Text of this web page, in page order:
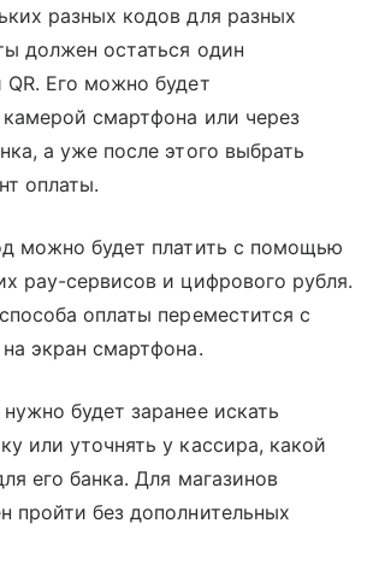
разных кодов для разных
должен остаться один
Его можно будет
камерой смартфона или через
а уже после этого выбрать
оплаты.
можно будет платить с помощью
pay-сервисов и цифрового рубля.
оплаты переместится с
экран смартфона.
будет заранее искать
или уточнять у кассира, какой
его банка. Для магазинов
пройти без дополнительных